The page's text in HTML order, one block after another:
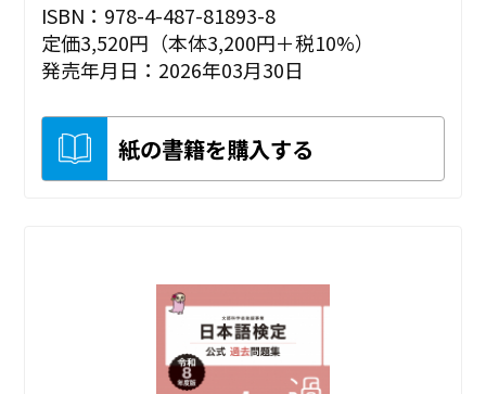
ISBN：978-4-487-81893-8
定価3,520円（本体3,200円＋税10%）
発売年月日：2026年03月30日
紙の書籍を購入する